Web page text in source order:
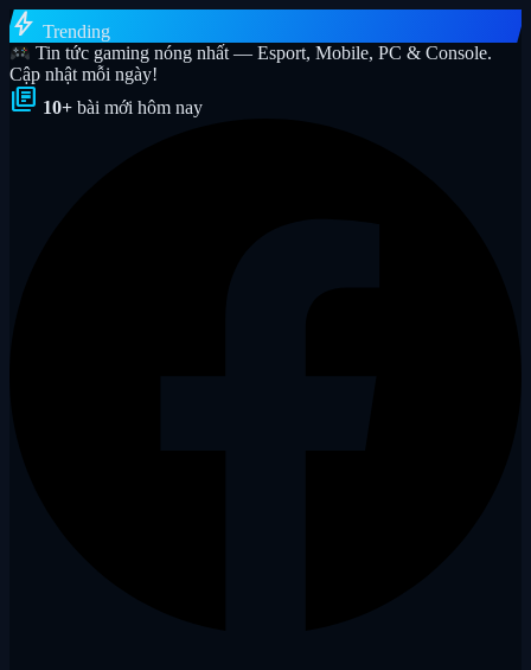
bolt Trending
Tin tức gaming nóng nhất — Esport, Mobile, PC & Console.
Cập nhật mỗi ngày!
library_books 10+ bài mới hôm nay